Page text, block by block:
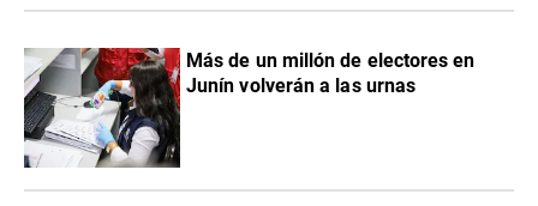
Más de un millón de electores en
Junín volverán a las urnas